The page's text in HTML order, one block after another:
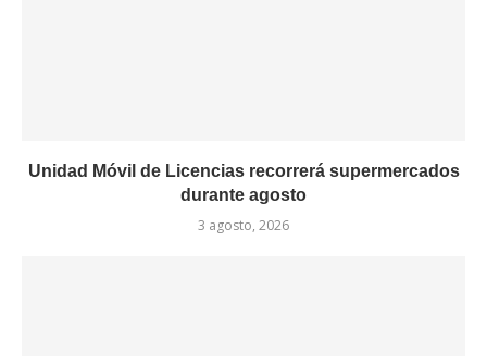
Unidad Móvil de Licencias recorrerá supermercados
durante agosto
3 agosto, 2026